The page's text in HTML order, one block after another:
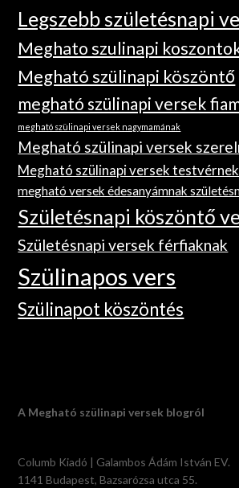
Legszebb születésnapi
Meghato szulinapi
Megható szülinapi köszöntő
megható szülinapi versek
megható szülinapi versek nagymamának
Megható szülinapi versek
Megható szülinapi versek testvérnek
megható versek édesanyámnak
Születésnapi köszöntő
Születésnapi versek férfiaknak
Szülinapos vers
Szülinapot köszöntés
A Megható szülinapi versek blogról
Columb Kiadó | Galambos Ádám István EV.
1141 Budapest, Bazsarózsa utca 55.